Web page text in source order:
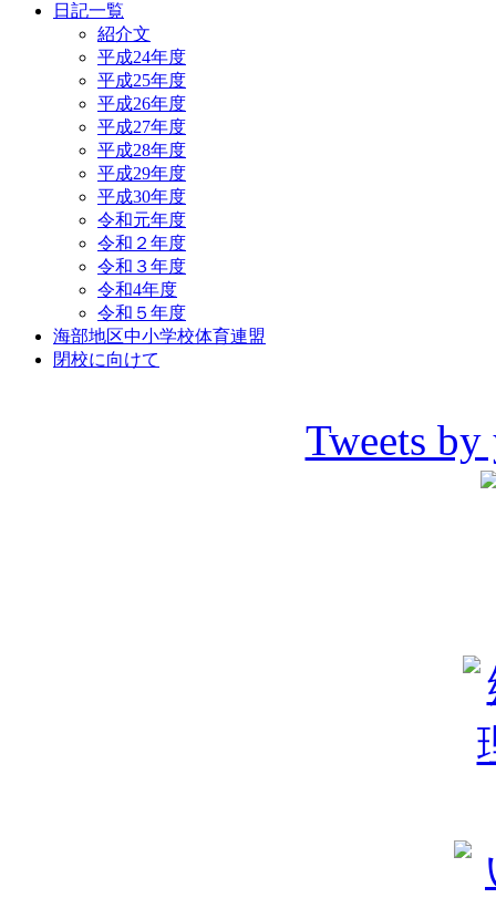
日記一覧
紹介文
平成24年度
平成25年度
平成26年度
平成27年度
平成28年度
平成29年度
平成30年度
令和元年度
令和２年度
令和３年度
令和4年度
令和５年度
海部地区中小学校体育連盟
閉校に向けて
Tweets